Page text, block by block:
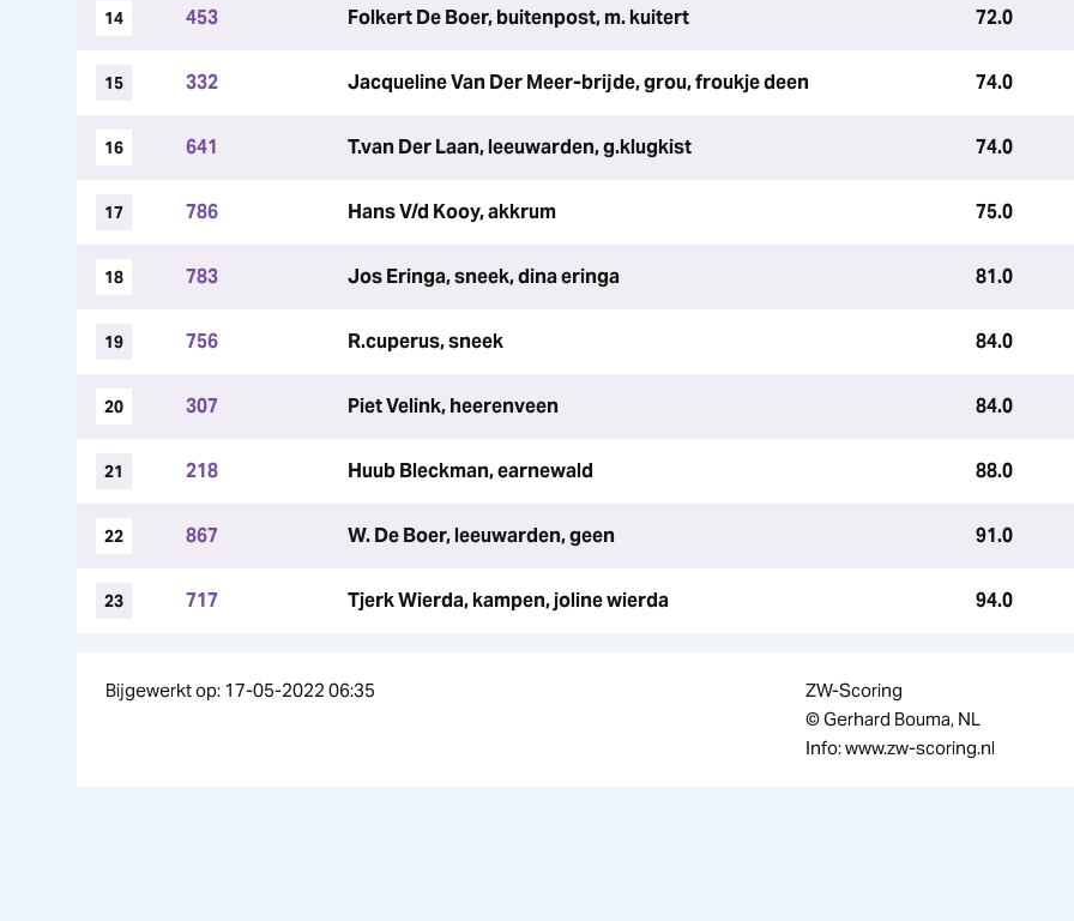
14 453 Folkert De Boer, buitenpost, m. kuitert 72.0
15 332 Jacqueline Van Der Meer-brijde, grou, froukje deen 74.0
16 641 T.van Der Laan, leeuwarden, g.klugkist 74.0
17 786 Hans V/d Kooy, akkrum 75.0
18 783 Jos Eringa, sneek, dina eringa 81.0
19 756 R.cuperus, sneek 84.0
20 307 Piet Velink, heerenveen 84.0
21 218 Huub Bleckman, earnewald 88.0
22 867 W. De Boer, leeuwarden, geen 91.0
23 717 Tjerk Wierda, kampen, joline wierda 94.0
Bijgewerkt op: 17-05-2022 06:35
ZW-Scoring
© Gerhard Bouma, NL
Info: www.zw-scoring.nl